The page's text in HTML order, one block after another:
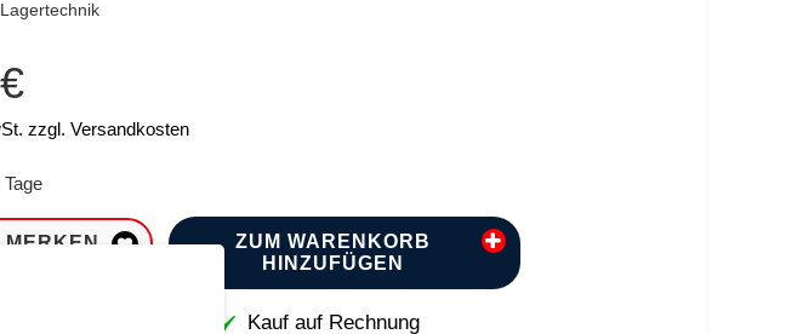
zzgl. Versandkosten
ZUM WARENKORB
HINZUFÜGEN
Kauf auf Rechnung